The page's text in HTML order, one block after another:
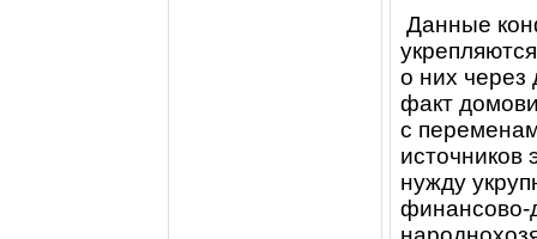
Данные
о них через
факт
с
источников
нужду
финансово-